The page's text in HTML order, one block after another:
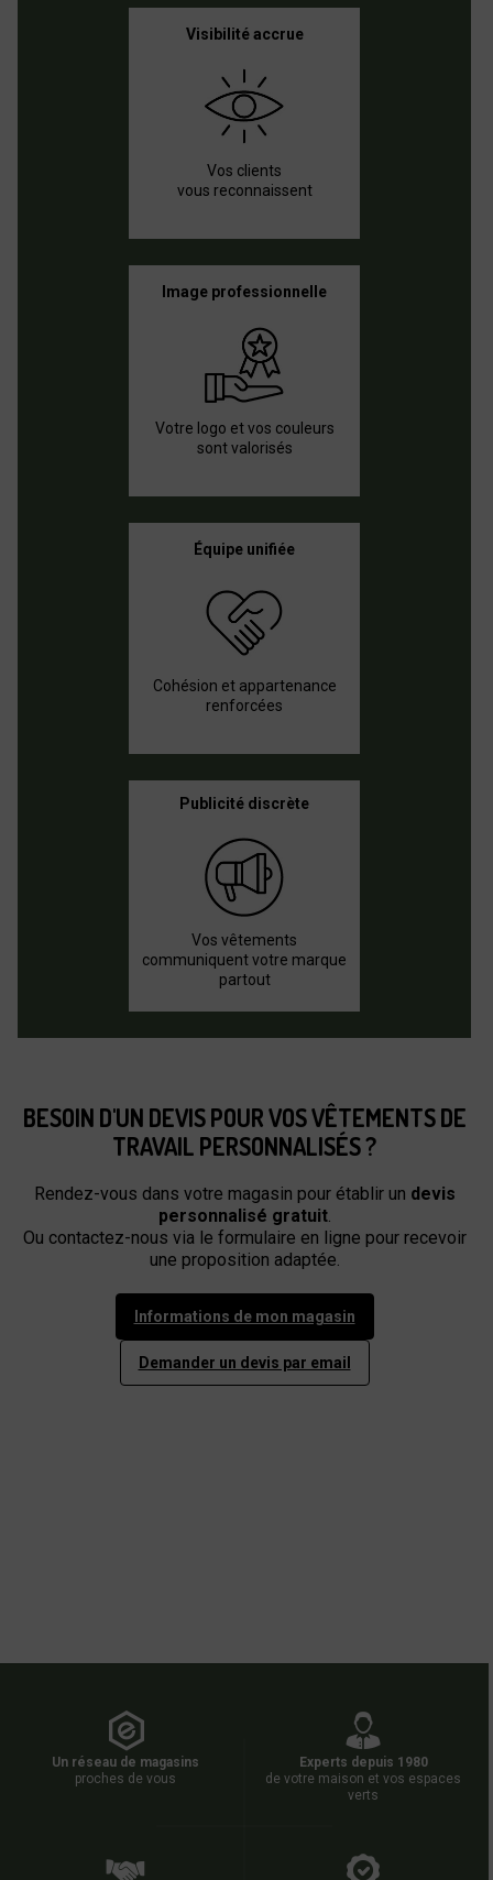
Visibilité accrue
Vos clients
vous reconnaissent
Image professionnelle
Votre logo et vos couleurs
sont valorisés
Équipe unifiée
Cohésion et appartenance
renforcées
Publicité discrète
Vos vêtements
communiquent votre marque
partout
BESOIN D'UN DEVIS POUR VOS VÊTEMENTS DE
TRAVAIL PERSONNALISÉS ?
Rendez-vous dans votre magasin pour établir un devis
personnalisé gratuit.
Ou contactez-nous via le formulaire en ligne pour recevoir
une proposition adaptée.
Informations de mon magasin
Demander un devis par email
Un réseau de magasins
proches de vous
Experts depuis 1980
de votre maison et vos espaces
verts